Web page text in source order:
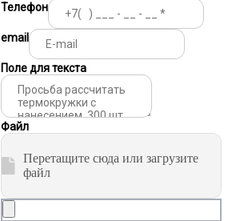
Телефон
email
Поле для текста
Файл
Перетащите сюда или загрузите
файл